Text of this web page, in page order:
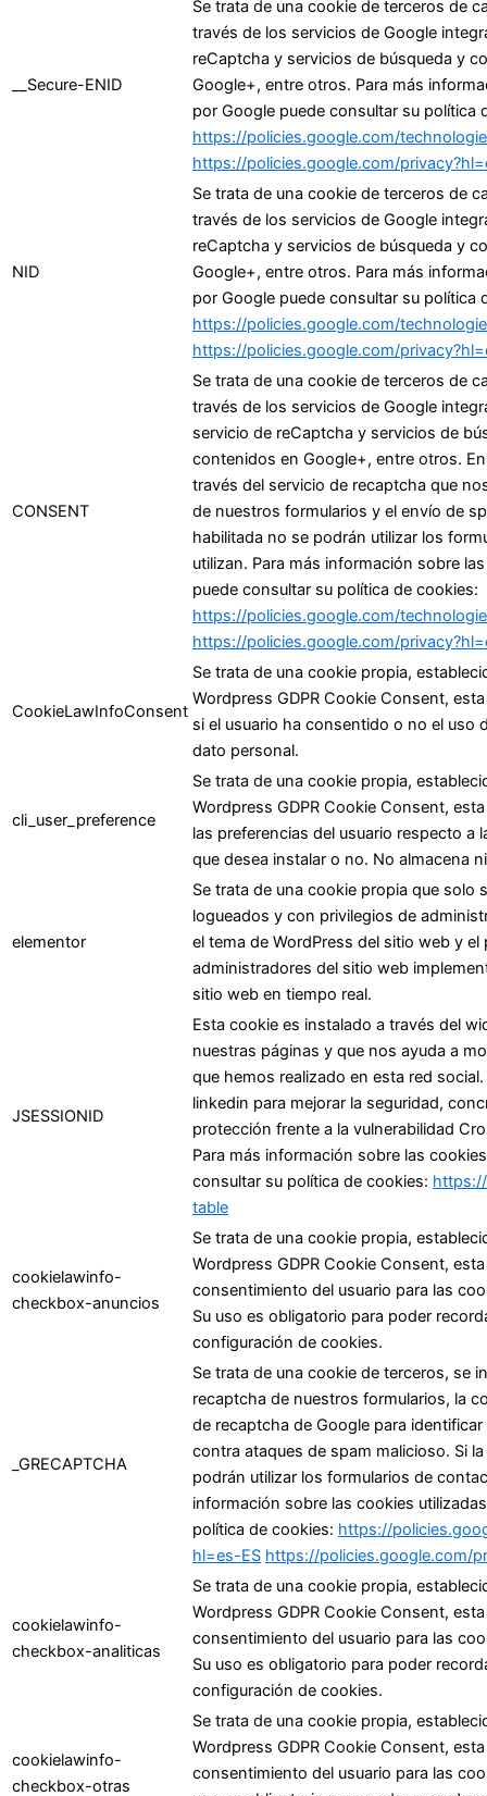
__Secure-ENID
Se trata de una cookie de terceros de
través de los servicios de Google
reCaptcha y servicios de búsqueda y
Google+, entre otros. Para más
por Google puede consultar su política
https://policies.google.com/
https://policies.google.com/
NID
Se trata de una cookie de terceros de
través de los servicios de Google
reCaptcha y servicios de búsqueda y
Google+, entre otros. Para más
por Google puede consultar su política
https://policies.google.com/
https://policies.google.com/
CONSENT
Se trata de una cookie de terceros de
través de los servicios de Google
servicio de reCaptcha y servicios de
contenidos en Google+, entre otros.
través del servicio de recaptcha que
de nuestros formularios y el envío de
habilitada no se podrán utilizar los
utilizan. Para más información sobre
puede consultar su política de cookies:
https://policies.google.com/
https://policies.google.com/
CookieLawInfoConsent
Se trata de una cookie propia,
Wordpress GDPR Cookie Consent,
si el usuario ha consentido o no el uso
dato personal.
cli_user_preference
Se trata de una cookie propia,
Wordpress GDPR Cookie Consent,
las preferencias del usuario respecto a
que desea instalar o no. No almacena
elementor
Se trata de una cookie propia que solo
logueados y con privilegios de
el tema de WordPress del sitio web y
administradores del sitio web
sitio web en tiempo real.
JSESSIONID
Esta cookie es instalado a través del
nuestras páginas y que nos ayuda a
que hemos realizado en esta red
linkedin para mejorar la seguridad,
protección frente a la vulnerabilidad
Para más información sobre las
consultar su política de cookies:
table
cookielawinfo-
checkbox-anuncios
Se trata de una cookie propia,
Wordpress GDPR Cookie Consent,
consentimiento del usuario para las
Su uso es obligatorio para poder
configuración de cookies.
_GRECAPTCHA
Se trata de una cookie de terceros, se
recaptcha de nuestros formularios, la
de recaptcha de Google para
contra ataques de spam malicioso. Si
podrán utilizar los formularios de
información sobre las cookies
política de cookies: https://
hl=es-ES https://policies.google.com/
cookielawinfo-
checkbox-analiticas
Se trata de una cookie propia,
Wordpress GDPR Cookie Consent,
consentimiento del usuario para las
Su uso es obligatorio para poder
configuración de cookies.
cookielawinfo-
checkbox-otras
Se trata de una cookie propia,
Wordpress GDPR Cookie Consent,
consentimiento del usuario para las